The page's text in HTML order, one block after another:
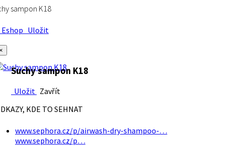
sampon K18
Uložit
Suchy sampon K18
Uložit Zavřít
KDE TO SEHNAT
www.sephora.cz/p/airwash-dry-shampoo-…
www.sephora.cz/p…